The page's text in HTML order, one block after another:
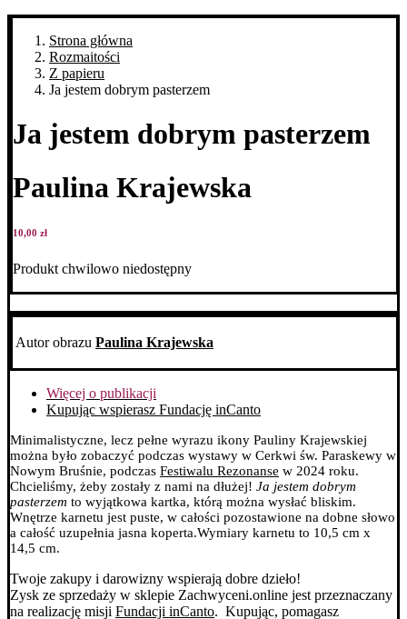
Strona główna
Rozmaitości
Z papieru
Ja jestem dobrym pasterzem
Ja jestem dobrym pasterzem
Paulina Krajewska
10,00 zł
Produkt chwilowo niedostępny
Autor obrazu Paulina Krajewska
Więcej o publikacji
Kupując wspierasz Fundację inCanto
Minimalistyczne, lecz pełne wyrazu ikony Pauliny Krajewskiej
można było zobaczyć podczas wystawy w Cerkwi św. Paraskewy w
Nowym Bruśnie, podczas Festiwalu Rezonanse w 2024 roku.
Chcieliśmy, żeby zostały z nami na dłużej! Ja jestem dobrym
pasterzem to wyjątkowa kartka, którą można wysłać bliskim.
Wnętrze karnetu jest puste, w całości pozostawione na dobne słowo
a całość uzupełnia jasna koperta.Wymiary karnetu to 10,5 cm x
14,5 cm.
Twoje zakupy i darowizny wspierają dobre dzieło!
Zysk ze sprzedaży w sklepie Zachwyceni.online jest przeznaczany
na realizację misji Fundacji inCanto. Kupując, pomagasz